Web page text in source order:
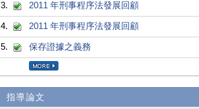
3. 2011 年刑事程序法發展回顧
4. 2011 年刑事程序法發展回顧
5. 保存證據之義務
指導論文